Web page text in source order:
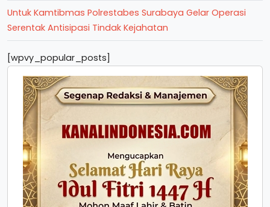
Untuk Kamtibmas Polrestabes Surabaya Gelar Operasi
Serentak Antisipasi Tindak Kejahatan
[wpvy_popular_posts]